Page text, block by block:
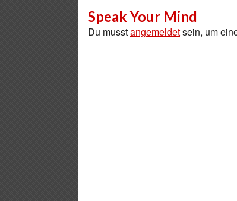
Speak Your Mind
Du musstangemeldetsein, um